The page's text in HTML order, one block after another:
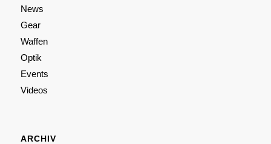
News
Gear
Waffen
Optik
Events
Videos
ARCHIV